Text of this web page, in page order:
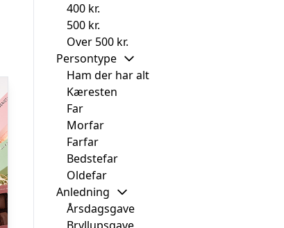
400 kr.
500 kr.
Over 500 kr.
Persontype
Ham der har alt
Kæresten
Far
Morfar
Farfar
Bedstefar
Oldefar
Anledning
Årsdagsgave